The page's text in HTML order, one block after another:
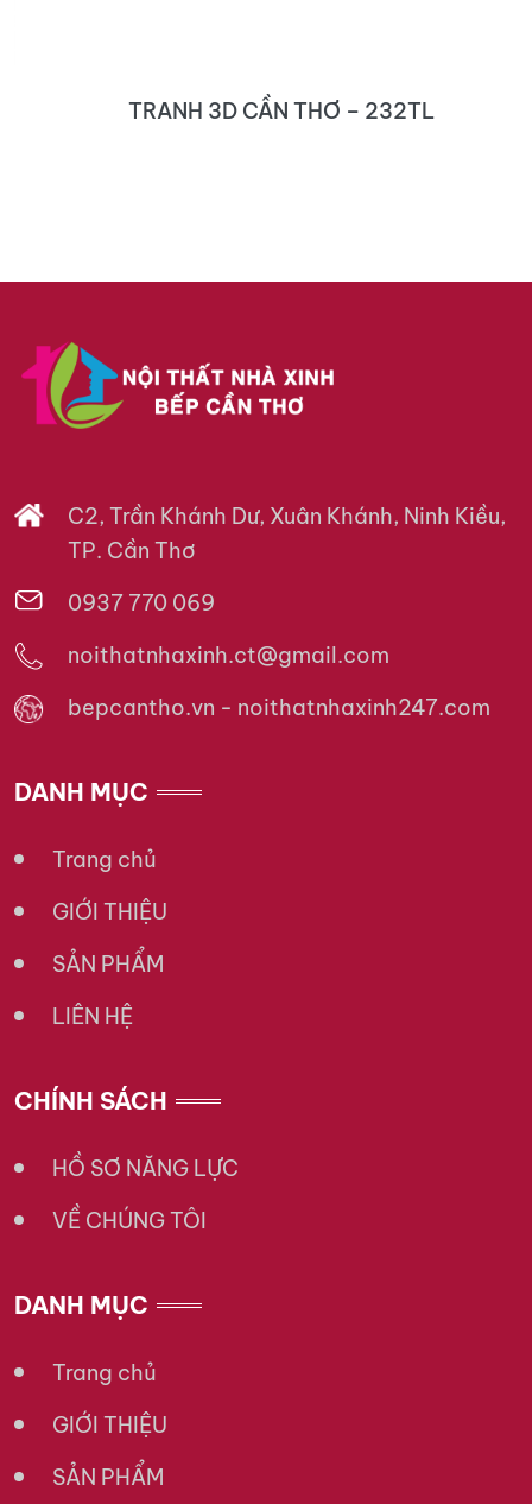
TRANH 3D CẦN THƠ – 232TL
C2, Trần Khánh Dư, Xuân Khánh, Ninh Kiều,
TP. Cần Thơ
0937 770 069
noithatnhaxinh.ct@gmail.com
bepcantho.vn - noithatnhaxinh247.com
DANH MỤC
Trang chủ
GIỚI THIỆU
SẢN PHẨM
LIÊN HỆ
CHÍNH SÁCH
HỒ SƠ NĂNG LỰC
VỀ CHÚNG TÔI
DANH MỤC
Trang chủ
GIỚI THIỆU
SẢN PHẨM